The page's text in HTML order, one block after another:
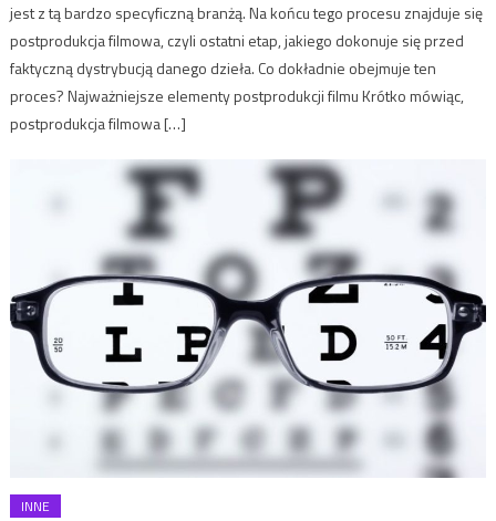
jest z tą bardzo specyficzną branżą. Na końcu tego procesu znajduje się
postprodukcja filmowa, czyli ostatni etap, jakiego dokonuje się przed
faktyczną dystrybucją danego dzieła. Co dokładnie obejmuje ten
proces? Najważniejsze elementy postprodukcji filmu Krótko mówiąc,
postprodukcja filmowa […]
INNE